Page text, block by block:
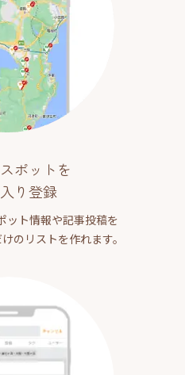
ポットを
り登録
ット情報や記事投稿を
のリストを作れます。